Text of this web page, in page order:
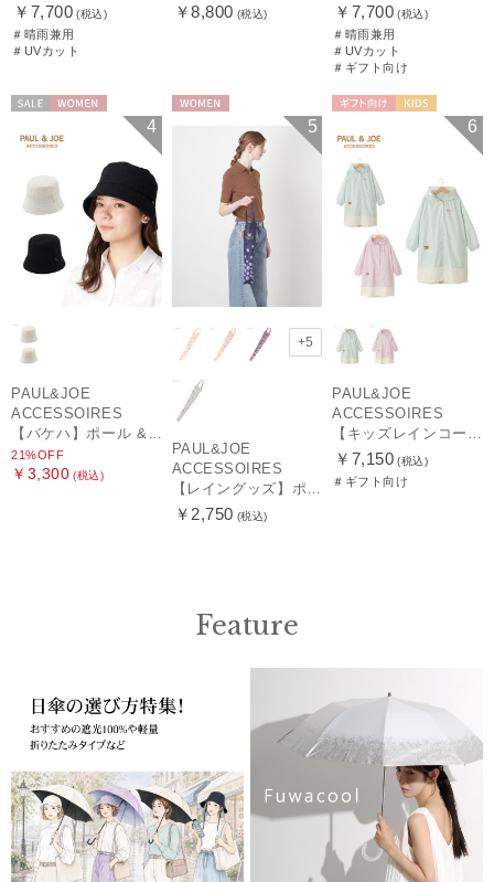
￥7,700 (税込)
＃晴雨兼用
＃UVカット
￥8,800 (税込) ￥7,700 (税込)
＃晴雨兼用
＃UVカット
＃ギフト向け
4
PAUL&JOE
ACCESSOIRES
【バケハ】ポール & ジョー (PAUL & JOE ACCESSOIRES) レースバケハ
21%OFF
￥3,300 (税込)
5
+5
PAUL&JOE
ACCESSOIRES
【レイングッズ】ポール & ジョー (PAUL & JOE ACCESSOIRES) ドット ヌネット 猫 傘袋 【公式ムーンバット】 撥水 吸水 折りたたみ傘 長傘 長短タイプ 兼用
￥2,750 (税込)
6
PAUL&JOE
ACCESSOIRES
【キッズレインコート】ポール＆ジョー（PAUL & JOE ACCESSOIRES）ワンポイントヌネット
￥7,150 (税込)
＃ギフト向け
Feature